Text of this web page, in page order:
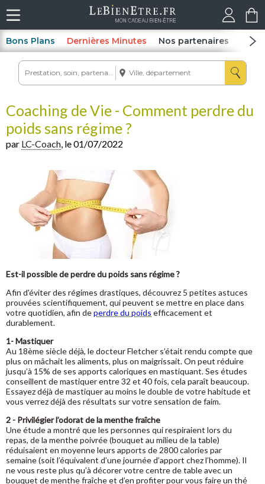
Bons Plans Dernières Minutes Nos partenaires Spas
Coaching de Vie - Comment perdre du
poids sans régime ?
par LC-Coach, le 01/07/2022
Est-il possible de perdre du poids sans régime ?
Afin d'éviter des régimes drastiques, découvrez 5 petites astuces
prouvées scientifiquement, qui peuvent se mettre en place dans
votre quotidien, afin deperdre du poids efficacement et
durablement.
1- Mastiquer
Au 18ème siècle déjà, le docteur Fletcher s’était rendu compte que
plus on mâchait les aliments, plus on maigrissait. On peut réduire
jusqu’à 15% de ses apports caloriques en mastiquant. Ses études
conseillent de mastiquer entre 32 et 40 fois, cela paraît beaucoup.
Essayez déjà de mastiquer au moins le double de votre habitude et
vous verrez déjà des résultats sur votre sensation de faim.
2 - Privilégier l’odorat de la menthe fraîche
Une étude a montré que les personnes qui respiraient lors du
repas, de la menthe poivrée (bouquet au milieu de la table)
réduisaient en moyenne leurs apports de 2800 calories par
semaine (soit l’équivalent d’une journée d’apport chez l’homme). Il
ne vous reste plus qu’à décorer votre centre de table avec un
bouquet de menthe fraîche et d’en profiter pour vous faire un thé